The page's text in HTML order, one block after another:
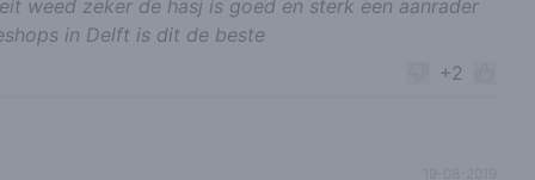
weed zeker de hasj is goed en sterk een aanrader
in Delft is dit de beste
+2